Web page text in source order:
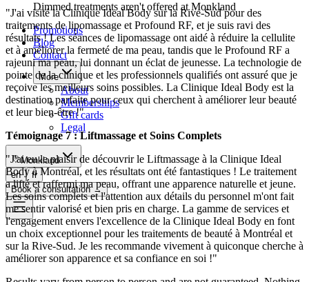
Dimmed treatments aren't offered at Monkland
Promotions
Blog
Contact
More
About
Memberships
Gift cards
Legal
Monkland
en
fr
Book a consultation→
"J'ai visité la Clinique Ideal Body sur la Rive-Sud pour des
traitements de lipomassage et Profound RF, et je suis ravi des
résultats ! Les séances de lipomassage ont aidé à réduire la cellulite
et à améliorer la fermeté de ma peau, tandis que le Profound RF a
rajeuni ma peau, lui donnant un éclat de jeunesse. La technologie de
pointe de la clinique et les professionnels qualifiés ont assuré que je
reçoive les meilleurs soins possibles. La Clinique Ideal Body est la
destination parfaite pour ceux qui cherchent à améliorer leur beauté
et leur bien-être !"
Témoignage 7 : Liftmassage et Soins Complets
"J'ai eu le plaisir de découvrir le Liftmassage à la Clinique Ideal
Body à Montréal, et les résultats ont été fantastiques ! Le traitement
a lifté et raffermi ma peau, offrant une apparence naturelle et jeune.
Les soins complets et l'attention aux détails du personnel m'ont fait
me sentir valorisé et bien pris en charge. La gamme de services et
l'engagement envers l'excellence de la Clinique Ideal Body en font
un choix exceptionnel pour les traitements de beauté à Montréal et
sur la Rive-Sud. Je les recommande vivement à quiconque cherche à
améliorer son apparence et sa confiance en soi !"